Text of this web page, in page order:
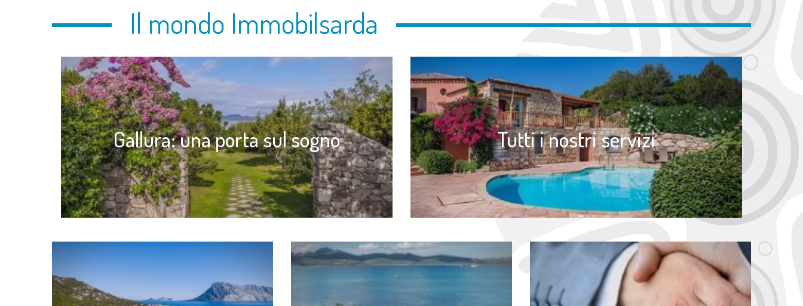
Il mondo Immobilsarda
Gallura: una porta sul sogno Tutti i nostri servizi